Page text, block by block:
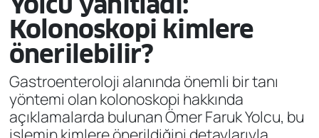
Kolonoskopi kimlere
önerilebilir?
Gastroenteroloji alanında önemli bir tanı
yöntemi olan kolonoskopi hakkında
açıklamalarda bulunan Ömer Faruk Yolcu, bu
Bilim ve Teknoloji
Bölge
Dünya
Ekonomi
Son Dakika Haberleri
Haber Arşivi